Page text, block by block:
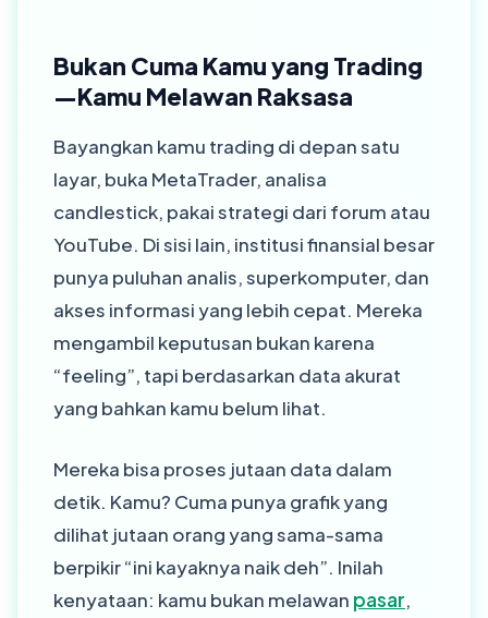
Bukan Cuma Kamu yang Trading
—Kamu Melawan Raksasa
Bayangkan kamu trading di depan satu
layar, buka MetaTrader, analisa
candlestick, pakai strategi dari forum atau
YouTube. Di sisi lain, institusi finansial besar
punya puluhan analis, superkomputer, dan
akses informasi yang lebih cepat. Mereka
mengambil keputusan bukan karena
“feeling”, tapi berdasarkan data akurat
yang bahkan kamu belum lihat.
Mereka bisa proses jutaan data dalam
detik. Kamu? Cuma punya grafik yang
dilihat jutaan orang yang sama-sama
berpikir “ini kayaknya naik deh”. Inilah
kenyataan: kamu bukan melawan pasar,